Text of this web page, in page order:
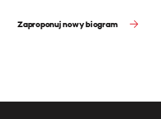
Zaproponuj nowy biogram